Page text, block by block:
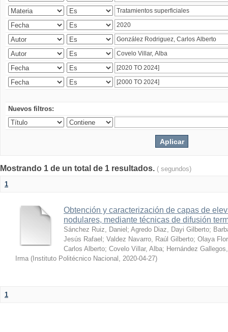
Nuevos filtros:
Mostrando 1 de un total de 1 resultados. ( segundos)
1
Obtención y caracterización de capas de
nodulares, mediante técnicas de difusión
Sánchez Ruiz, Daniel ; Agredo Diaz, Dayi Gilberto;
Jesús Rafael ; Valdez Navarro, Raúl Gilberto; Olaya
Carlos Alberto; Covelo Villar, Alba; Hernández
Irma ( Instituto Politécnico Nacional , 2020-04-27)
1